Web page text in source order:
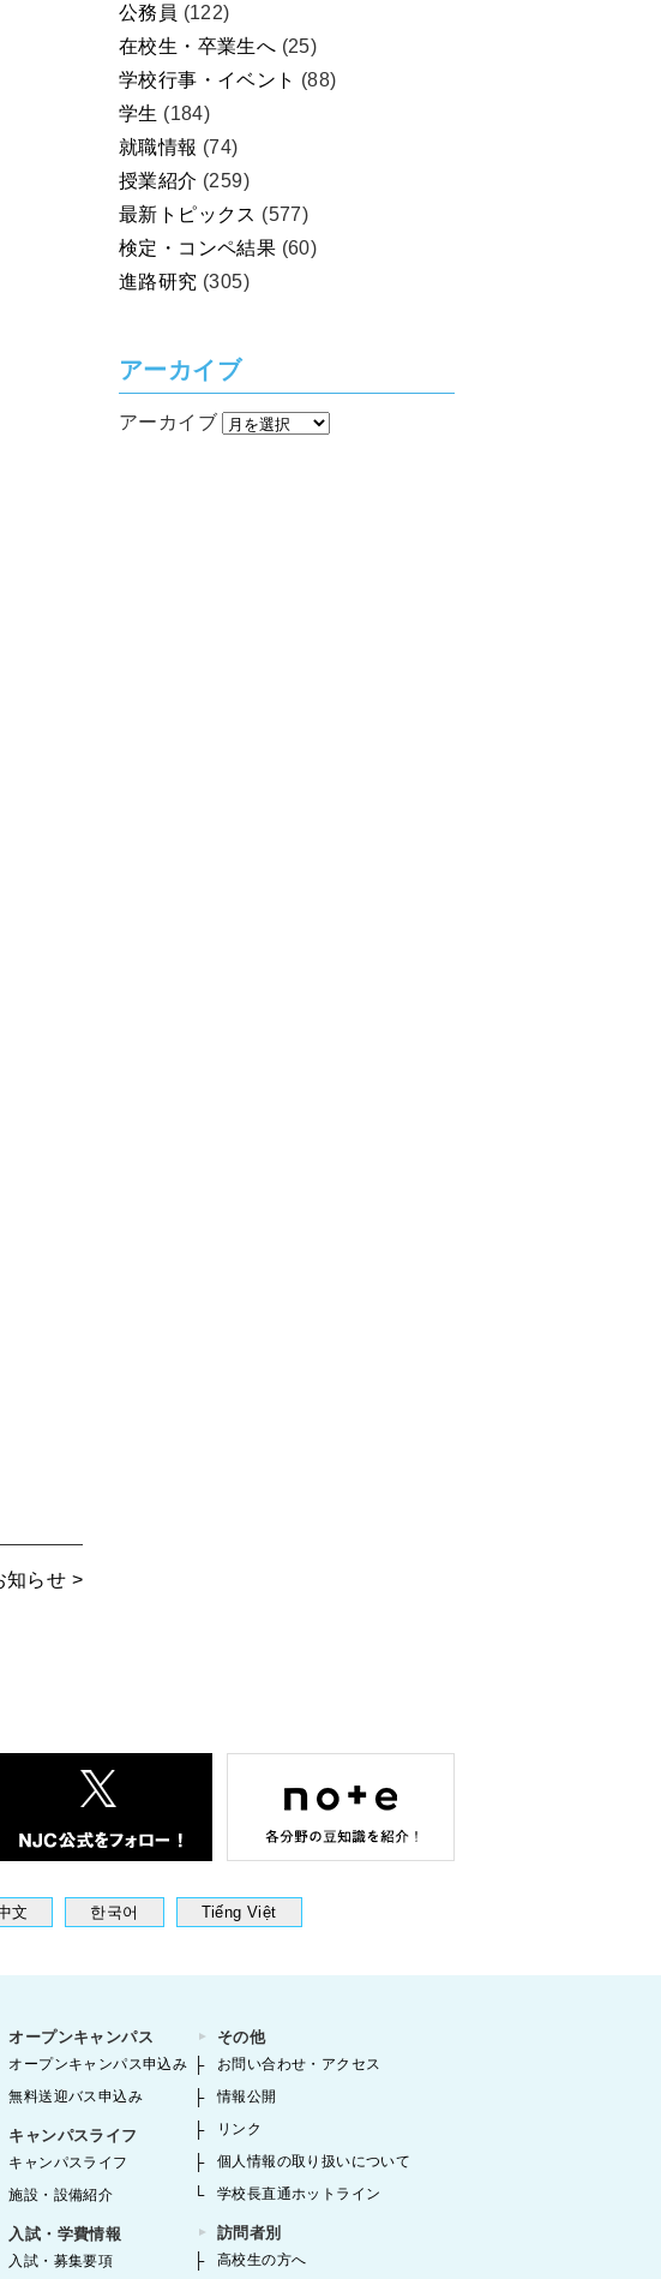
知らせ >
公務員 (122)
在校生・卒業生へ (25)
学校行事・イベント (88)
学生 (184)
就職情報 (74)
授業紹介 (259)
最新トピックス (577)
検定・コンペ結果 (60)
進路研究 (305)
アーカイブ
アーカイブ
文 한국어 Tiếng Việt
オープンキャンパス
オープンキャンパス申込み
無料送迎バス申込み
キャンパスライフ
キャンパスライフ
施設・設備紹介
入試・学費情報
入試・募集要項
その他
お問い合わせ・アクセス
情報公開
リンク
個人情報の取り扱いについて
学校長直通ホットライン
訪問者別
高校生の方へ